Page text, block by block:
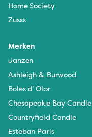
Home Society
Zusss
Merken
Janzen
Ashleigh & Burwood
Boles d’ Olor
Chesapeake Bay Candle
Countryfield Candle
Esteban Paris